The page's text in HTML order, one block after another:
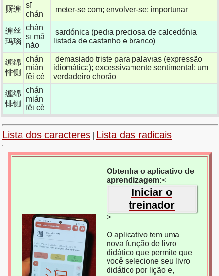
厮缠 sī
chán
meter-se com; envolver-se; importunar
缠丝
玛瑙
chán
sī mǎ
nǎo
sardónica (pedra preciosa de calcedónia
listada de castanho e branco)
缠绵
悱恻
chán
mián
fěi cè
demasiado triste para palavras (expressão
idiomática); excessivamente sentimental; um
verdadeiro chorão
缠绵
悱恻
chán
mián
fěi cè
Lista dos caracteres Lista das radicais
Obtenha o aplicativo de
aprendizagem:<
Iniciar o
treinador
>
O aplicativo tem uma
nova função de livro
didático que permite que
você selecione seu livro
didático por lição e,